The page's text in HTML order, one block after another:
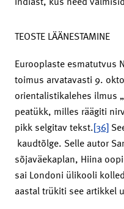
TEOSTE LÄÄNESTAMINE
Eurooplaste esmatutvus
toimus arvatavasti 9.
orientalistikalehes ilmus
peatükk, milles räägiti
pikk selgitav tekst.[36]
kaudtõlge. Selle autor
sõjaväekaplan, Hiina
sai Londoni ülikooli
aastal trükiti see artikkel